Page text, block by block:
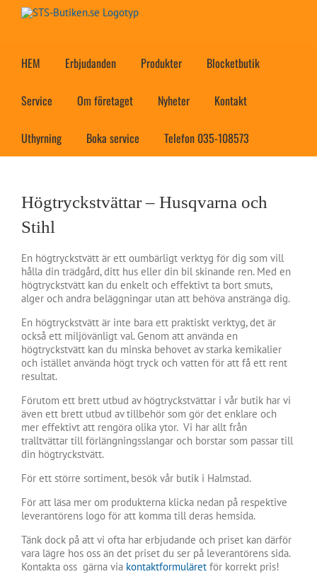
Fortsätt
HEM Erbjudanden Produkter Blocketbutik
Service Om företaget Nyheter Kontakt
Uthyrning Boka service Telefon 035-108573
Högtryckstvättar – Husqvarna och
Stihl
En högtryckstvätt är ett oumbärligt verktyg för dig som vill
hålla din trädgård, ditt hus eller din bil skinande ren. Med en
högtryckstvätt kan du enkelt och effektivt ta bort smuts,
alger och andra beläggningar utan att behöva anstränga dig.
En högtryckstvätt är inte bara ett praktiskt verktyg, det är
också ett miljövänligt val. Genom att använda en
högtryckstvätt kan du minska behovet av starka kemikalier
och istället använda högt tryck och vatten för att få ett rent
resultat.
Förutom ett brett utbud av högtryckstvättar i vår butik har vi
även ett brett utbud av tillbehör som gör det enklare och
mer effektivt att rengöra olika ytor. Vi har allt från
tralltvättar till förlängningsslangar och borstar som passar till
din högtryckstvätt.
För ett större sortiment, besök vår butik i Halmstad.
För att läsa mer om produkterna klicka nedan på respektive
leverantörens logo för att komma till deras hemsida.
Tänk dock på att vi ofta har erbjudande och priset kan därför
vara lägre hos oss än det priset du ser på leverantörens sida.
Kontakta oss gärna via kontaktformuläret för korrekt pris!